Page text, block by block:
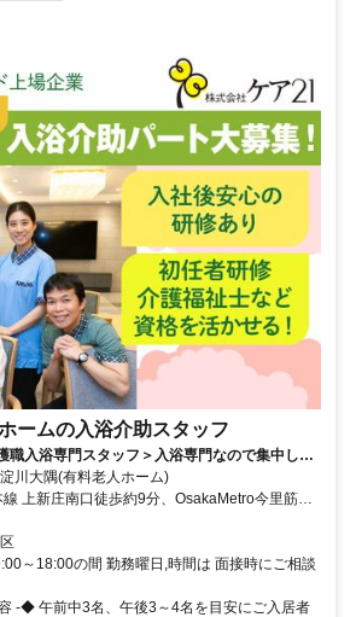
ームの入浴介助スタッフ
職入浴専門スタッフ＞入浴専門なので集中して
修以上～応募可能です！
川大隅(有料老人ホーム)
上新庄南口徒歩約9分、OsakaMetro今里筋線
約10分、OsakaMetro今里筋線 だいどう豊里2番
本線「上新庄」駅から徒歩約10分
～18:00の間 勤務曜日,時間は 面接時にご相談
-◆ 午前中3名、午後3～4名を目安にご入居者